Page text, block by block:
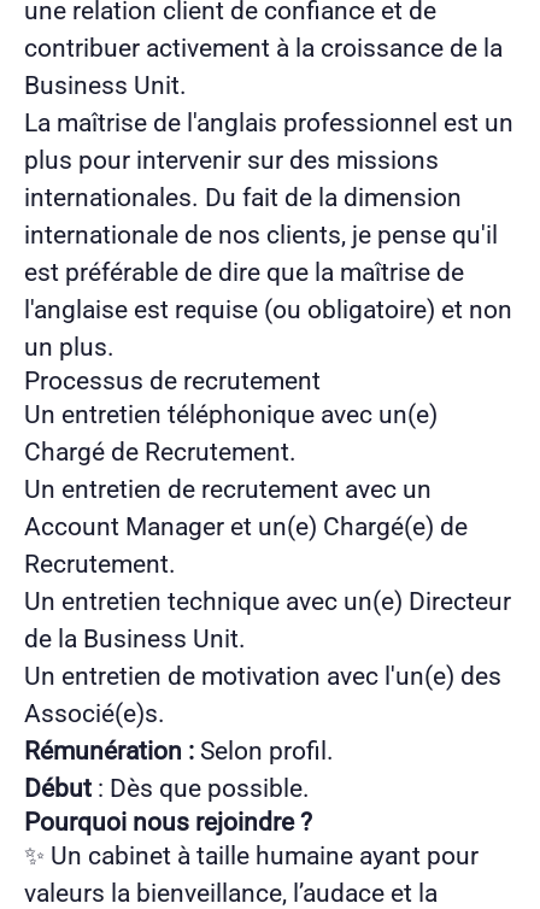
une relation client de confiance et de
contribuer activement à la croissance de la
Business Unit.
La maîtrise de l'anglais professionnel est un
plus pour intervenir sur des missions
internationales. Du fait de la dimension
internationale de nos clients, je pense qu'il
est préférable de dire que la maîtrise de
l'anglaise est requise (ou obligatoire) et non
un plus.
Processus de recrutement
Un entretien téléphonique avec un(e)
Chargé de Recrutement.
Un entretien de recrutement avec un
Account Manager et un(e) Chargé(e) de
Recrutement.
Un entretien technique avec un(e) Directeur
de la Business Unit.
Un entretien de motivation avec l'un(e) des
Associé(e)s.
Rémunération : Selon profil.
Début : Dès que possible.
Pourquoi nous rejoindre ?
✨ Un cabinet à taille humaine ayant pour
valeurs la bienveillance, l’audace et la